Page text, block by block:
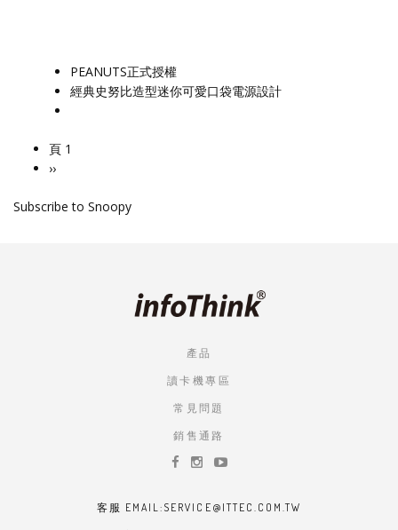
PEANUTS正式授權
經典史努比造型迷你可愛口袋電源設計
Pagination
頁 1
下
頁
››
Subscribe to Snoopy
產品
讀卡機專區
常見問題
銷售通路
客服 EMAIL:SERVICE@ITTEC.COM.TW